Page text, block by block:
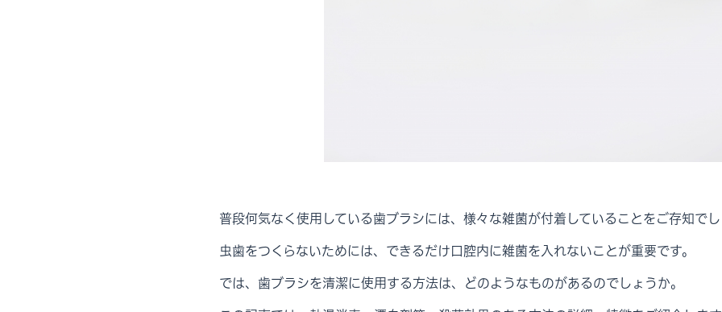
普段何気なく使用している歯ブラシには、様々な雑菌が付着していることをご存知で
虫歯をつくらないためには、できるだけ口腔内に雑菌を入れないことが重要です。
では、歯ブラシを清潔に使用する方法は、どのようなものがあるのでしょうか。